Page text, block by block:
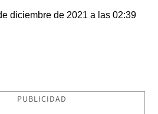
diciembre de 2021 a las 02:39
PUBLICIDAD